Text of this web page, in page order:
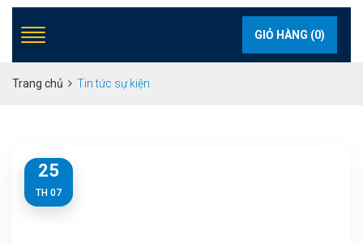
GIỎ HÀNG (0)
Trang chủ Tin tức sự kiện
25
TH 07